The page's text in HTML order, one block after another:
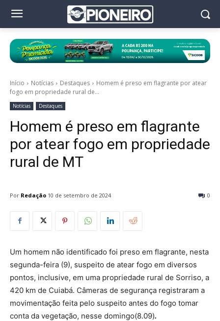
Início Notícias Destaques
Homem é preso em flagrante por atear
fogo em propriedade rural de...
Notícias Destaques
Homem é preso em flagrante
por atear fogo em propriedade
rural de MT
Por Redação 0
10 de setembro de 2024
Um homem não identificado foi preso em flagrante, nesta
segunda-feira (9), suspeito de atear fogo em diversos
pontos, inclusive, em uma propriedade rural de Sorriso, a
420 km de Cuiabá. Câmeras de segurança registraram a
movimentação feita pelo suspeito antes do fogo tomar
conta da vegetação, nesse domingo(8.09).